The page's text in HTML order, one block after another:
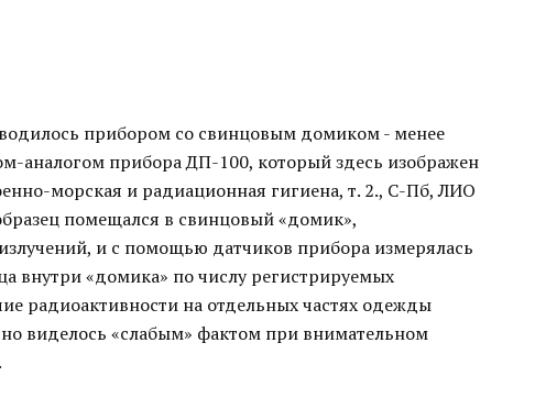
прибором со свинцовым домиком - менее
аналогом прибора ДП-100, который здесь изображен
морская и радиационная гигиена, т. 2., С-Пб, ЛИО
помещался в свинцовый «домик»,
и с помощью датчиков прибора измерялась
внутри «домика» по числу регистрируемых
радиоактивности на отдельных частях одежды
виделось «слабым» фактом при внимательном